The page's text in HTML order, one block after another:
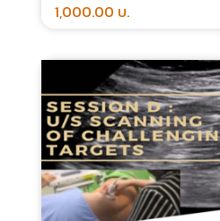
1,000.00 บ.